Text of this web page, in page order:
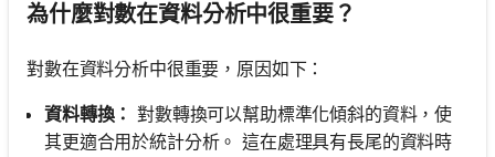
為什麼對數在資料分析中很重要？
對數在資料分析中很重要，原因如下：
資料轉換： 對數轉換可以幫助標準化傾斜的資料，使
其更適合用於統計分析。 這在處理具有長尾的資料時